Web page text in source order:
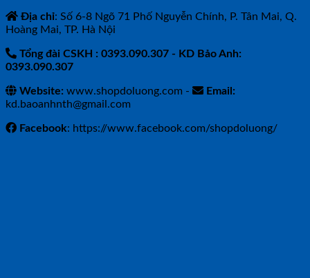
Địa chỉ: Số 6-8 Ngõ 71 Phố Nguyễn Chính, P. Tân Mai, Q.
Hoàng Mai, TP. Hà Nội
Tổng đài CSKH : 0393.090.307 - KD Bảo Anh:
0393.090.307
Website: www.shopdoluong.com -
Email:
kd.baoanhnth@gmail.com
Facebook: https://www.facebook.com/shopdoluong/